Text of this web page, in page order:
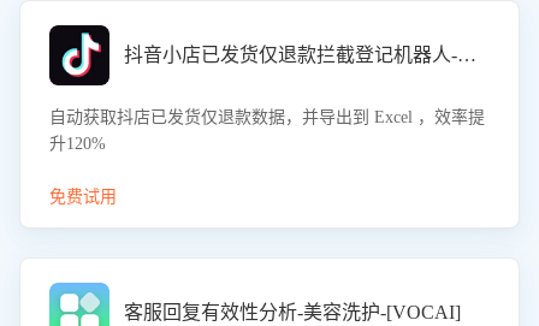
抖音小店已发货仅退款拦截登记机器人-八爪鱼
自动获取抖店已发货仅退款数据，并导出到 Excel ，效率提
升120%
免费试用
客服回复有效性分析-美容洗护-[VOCAI]